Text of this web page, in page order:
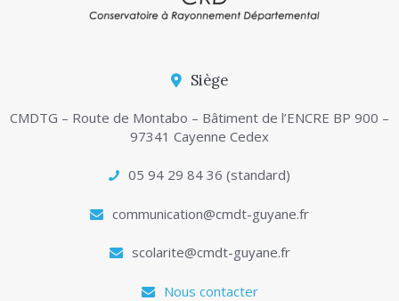
Siège
CMDTG – Route de Montabo – Bâtiment de l’ENCRE BP 900 –
97341 Cayenne Cedex
05 94 29 84 36 (standard)
communication@cmdt-guyane.fr
scolarite@cmdt-guyane.fr
Nous contacter